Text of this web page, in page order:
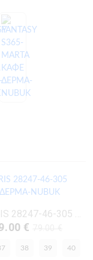
TAMARIS 28247-46-305 ΚΟΝΙΑΚ ΔΕΡΜΑ-NUBUK
€
38 39 40